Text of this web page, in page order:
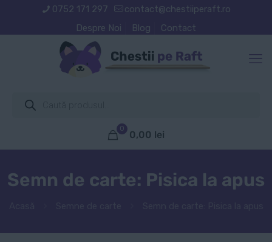
0752 171 297
contact@chestiiperaft.ro
Despre Noi
Blog Contact
search
0
0,00 lei
Semn de carte: Pisica la apus